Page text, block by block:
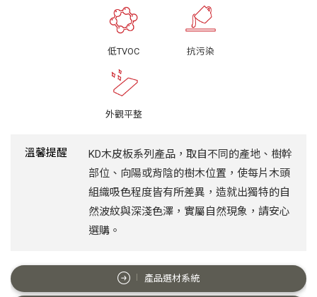
低TVOC 抗污染
外觀平整
溫馨提醒
KD木皮板系列產品，取自不同的產地、樹幹
部位、向陽或背陰的樹木位置，使每片木頭
組織吸色程度皆有所差異，造就出獨特的自
然波紋與深淺色澤，實屬自然現象，請安心
選購。
產品選材系統